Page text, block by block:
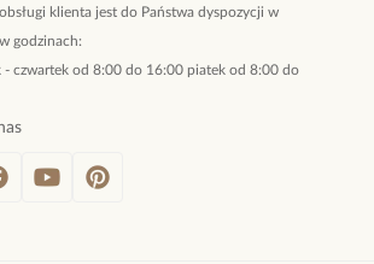
obsługi klienta jest do Państwa dyspozycji w
godzinach:
- czwartek od 8:00 do 16:00 piatek od 8:00 do